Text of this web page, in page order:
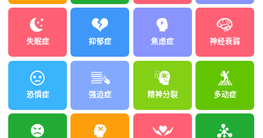
失眠症 抑郁症 焦虑症 神经衰弱
恐惧症 强迫症 精神分裂 多动症